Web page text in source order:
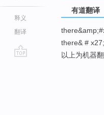
释义
翻译
有道翻译
there& #
以上为机器